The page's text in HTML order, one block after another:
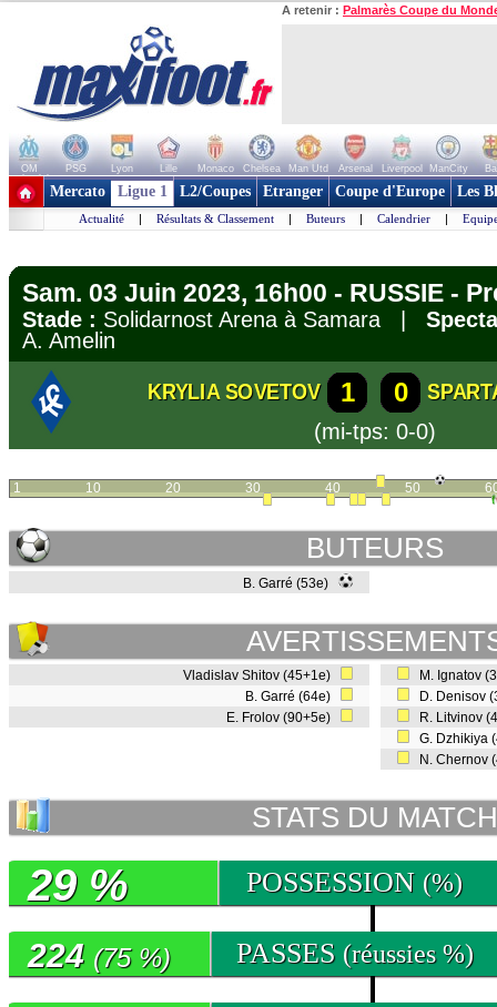
A retenir : Palmarès Coupe du
OM PSG Lyon Lille Monaco Chelsea Man Utd Arsenal Liverpool ManCity
+ de clubs
Mercato Ligue 1 L2/Coupes Etranger Coupe d'Europe Les
Actualité | Résultats & Classement | Buteurs | Calendrier |
Sam. 03 Juin 2023, 16h00 - RUSSIE -
Stade : Solidarnost Arena à Samara |
A. Amelin
KRYLIA SOVETOV 1 0
(mi-tps: 0-0)
1 10 20 30 40 50
BUTEURS
B. Garré (53e)
Vladislav Shitov (45+1e)
B. Garré (64e)
E. Frolov (90+5e)
M. Ignatov
D. Denisov
R. Litvinov
G. Dzhikiya
N. Chernov
STATS DU MATCH
POSSESSION (%)
29 %
PASSES (réussies %)
224 (75 %)